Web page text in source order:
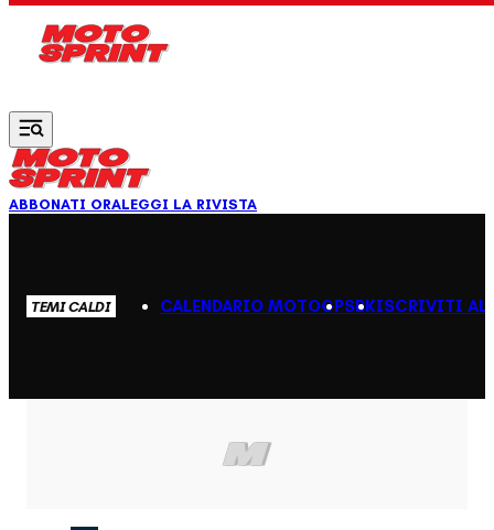
ABBONATI ORALEGGI LA RIVISTA
TEMI CALDI CALENDARIO MOTOGPSBKISCRIVITI AL